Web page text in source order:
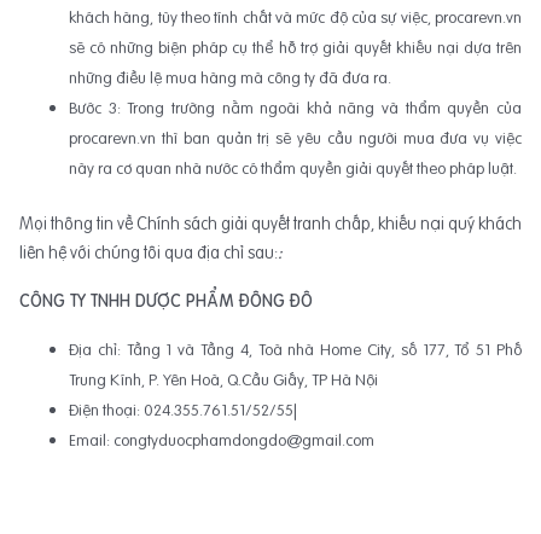
khách hàng, tùy theo tính chất và mức độ của sự việc, procarevn.vn
sẽ có những biện pháp cụ thể hỗ trợ giải quyết khiếu nại dựa trên
những điều lệ mua hàng mà công ty đã đưa ra.
Bước 3: Trong trường nằm ngoài khả năng và thẩm quyền của
procarevn.vn thì ban quản trị sẽ yêu cầu người mua đưa vụ việc
này ra cơ quan nhà nước có thẩm quyền giải quyết theo pháp luật.
Mọi thông tin về Chính sách giải quyết tranh chấp, khiếu nại quý khách
liên hệ với chúng tôi qua địa chỉ sau::
CÔNG TY TNHH DƯỢC PHẨM ĐÔNG ĐÔ
Địa chỉ: Tầng 1 và Tầng 4, Toà nhà Home City, số 177, Tổ 51 Phố
Trung Kính, P. Yên Hoà, Q.Cầu Giấy, TP Hà Nội
Điện thoại: 024.355.761.51/52/55|
Email: congtyduocphamdongdo@gmail.com